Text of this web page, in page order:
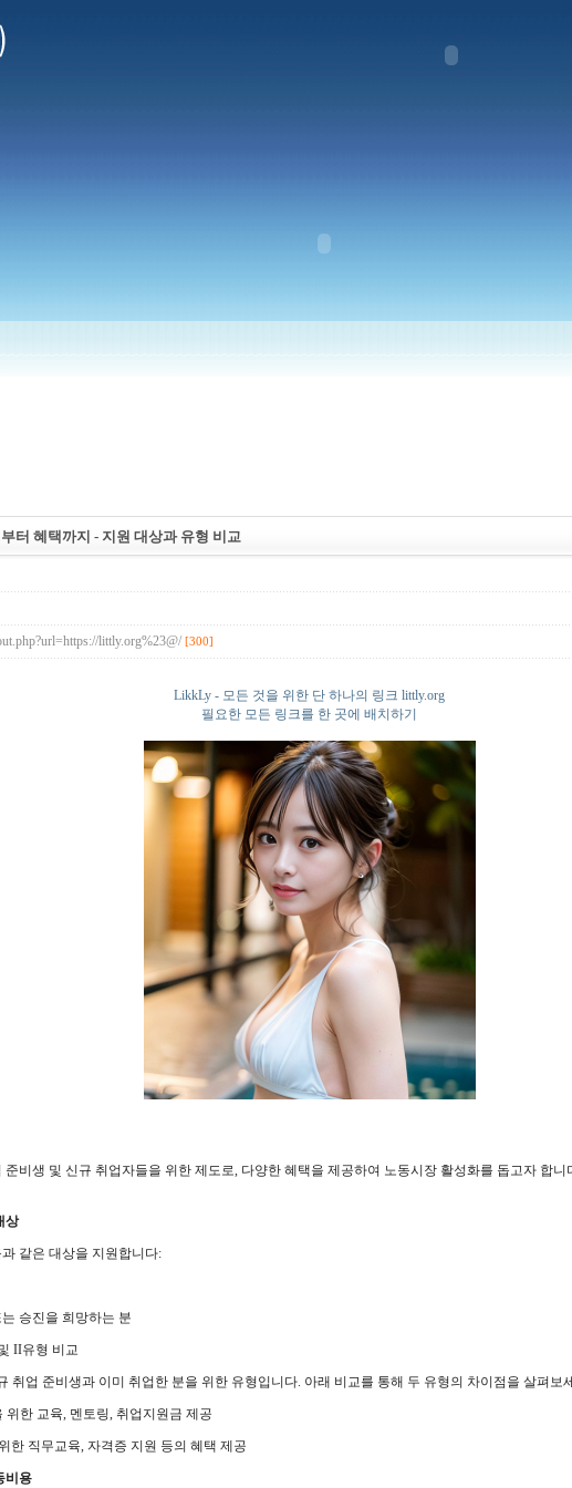
터 혜택까지 - 지원 대상과 유형 비교
littly.org%23@/ [300]
LikkLy - 모든 것을 위한 단 하나의 링크 littly.org
필요한 모든 링크를 한 곳에 배치하기
비생 및 신규 취업자들을 위한 제도로, 다양한 혜택을 제공하여 노동시장 활성화를 돕고자 합
상
같은 대상을 지원합니다:
승진을 희망하는 분
II유형 비교
취업 준비생과 이미 취업한 분을 위한 유형입니다. 아래 비교를 통해 두 유형의 차이점을 살펴보
위한 교육, 멘토링, 취업지원금 제공
한 직무교육, 자격증 지원 등의 혜택 제공
비용